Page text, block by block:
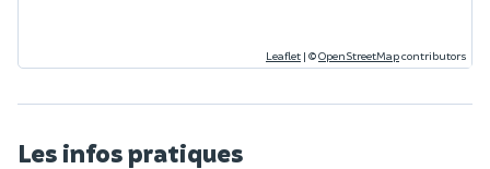
Leaflet | ©OpenStreetMapcontributors
Les infos pratiques